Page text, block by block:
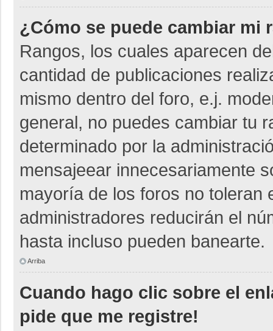
¿Cómo se puede cambiar mi
Rangos, los cuales aparecen
cantidad de publicaciones
mismo dentro del foro, e.j.
general, no puedes cambiar tu
determinado por la
mensajeear innecesariamente
mayoría de los foros no toleran
administradores reducirán el
hasta incluso pueden banearte.
Arriba
Cuando hago clic sobre el
pide que me registre!